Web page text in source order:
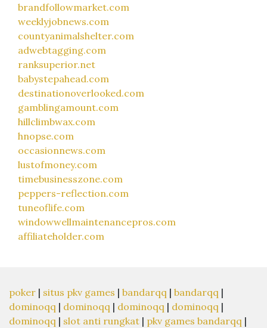
brandfollowmarket.com
weeklyjobnews.com
countyanimalshelter.com
adwebtagging.com
ranksuperior.net
babystepahead.com
destinationoverlooked.com
gamblingamount.com
hillclimbwax.com
hnopse.com
occasionnews.com
lustofmoney.com
timebusinesszone.com
peppers-reflection.com
tuneoflife.com
windowwellmaintenancepros.com
affiliateholder.com
poker | situs pkv games | bandarqq | bandarqq |
dominoqq | dominoqq | dominoqq | dominoqq |
dominoqq | slot anti rungkat | pkv games bandarqq |